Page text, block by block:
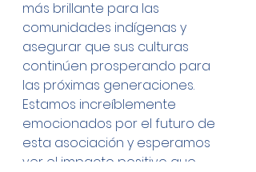
más brillante para las
comunidades indígenas y
asegurar que sus culturas
continúen prosperando para
las próximas generaciones.
Estamos increíblemente
emocionados por el futuro de
esta asociación y esperamos
ver el impacto positivo que